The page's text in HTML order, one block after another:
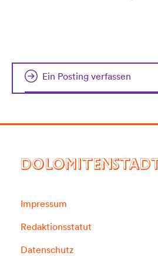
Ein Posting verfassen
DOLOMITENSTADT
Impressum
Redaktionsstatut
Datenschutz